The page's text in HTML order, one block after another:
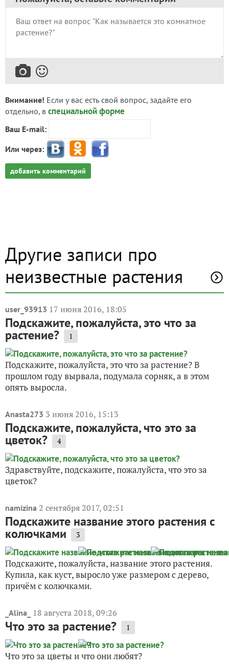
Внимание! Если у вас есть свой вопрос, задайте его
отдельно, в специальной форме
Ваш E-mail:
Или через:
добавить комментарий
Другие записи про
неизвестные растения
user_93913 17 июня 2016, 18:05
Подскажите, пожалуйста, это что за
растение? 1
Подскажите, пожалуйста, это что за растение? В
прошлом году вырвала, подумала сорняк, а в этом
опять выросла.
Anasta273 3 июня 2016, 15:13
Подскажите, пожалуйста, что это за
цветок? 4
Здравствуйте, подскажите, пожалуйста, что это за
цветок?
namizina 2 сентября 2017, 02:51
Подскажите название этого растения с
колючками 3
Подскажите, пожалуйста, название этого растения.
Купила, как куст, выросло уже размером с дерево,
причём с колючками.
_Alina_ 18 августа 2018, 09:26
Что это за растение? 1
Что это за цветы и что они любят?